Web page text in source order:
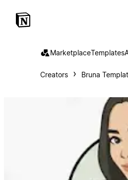
MarketplaceTemplates
Creators Bruna